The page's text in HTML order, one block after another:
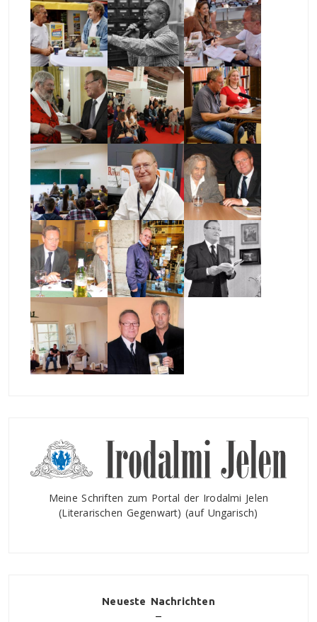
Meine Schriften zum Portal der Irodalmi Jelen
(Literarischen Gegenwart) (auf Ungarisch)
Neueste Nachrichten